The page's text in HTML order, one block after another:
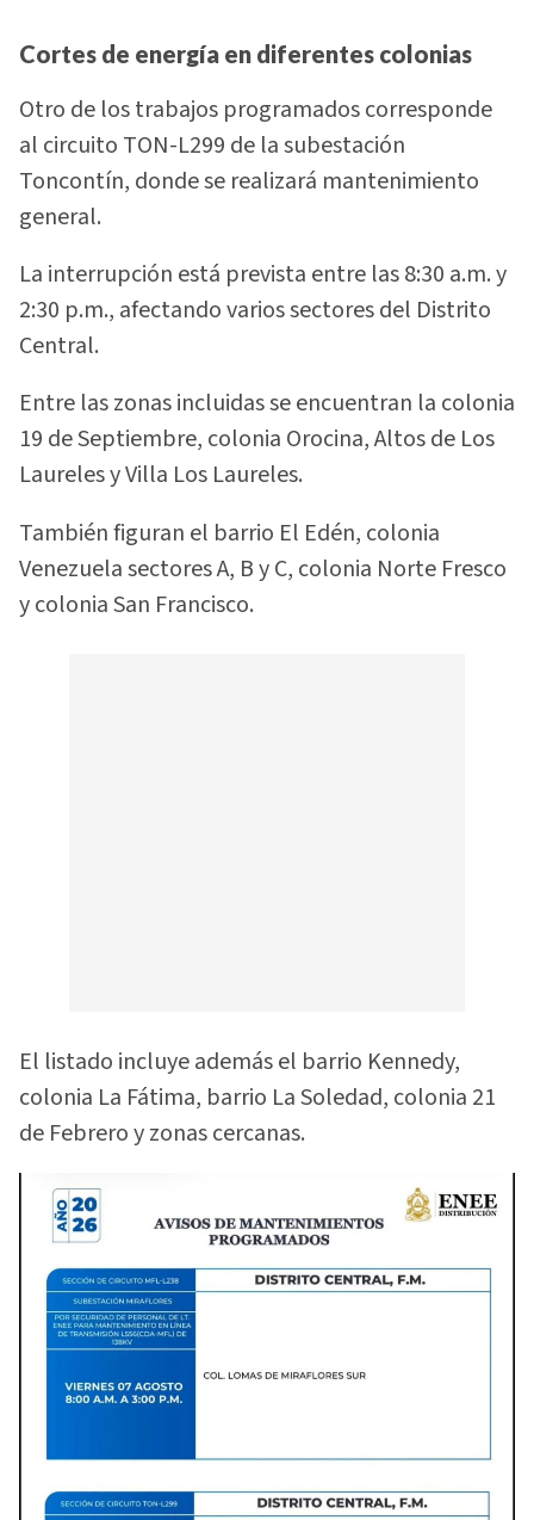
Cortes de energía en diferentes colonias
Otro de los trabajos programados corresponde
al circuito TON-L299 de la subestación
Toncontín, donde se realizará mantenimiento
general.
La interrupción está prevista entre las 8:30 a.m. y
2:30 p.m., afectando varios sectores del Distrito
Central.
Entre las zonas incluidas se encuentran la colonia
19 de Septiembre, colonia Orocina, Altos de Los
Laureles y Villa Los Laureles.
También figuran el barrio El Edén, colonia
Venezuela sectores A, B y C, colonia Norte Fresco
y colonia San Francisco.
El listado incluye además el barrio Kennedy,
colonia La Fátima, barrio La Soledad, colonia 21
de Febrero y zonas cercanas.